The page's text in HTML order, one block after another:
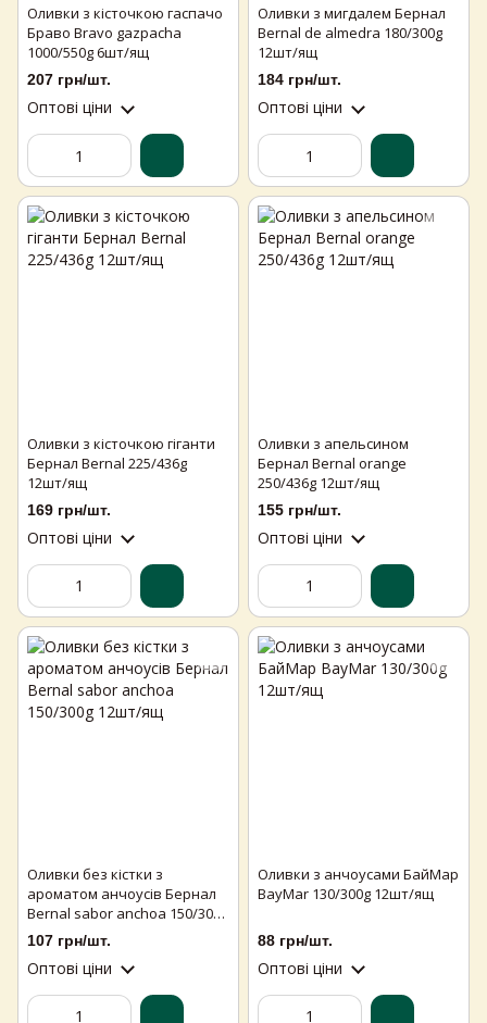
Оливки з кісточкою гаспачо
Браво Bravo gazpacha
1000/550g 6шт/ящ
207 грн/шт.
Оптові ціни
Оливки з мигдалем Бернал
Bernal de almedra 180/300g
12шт/ящ
184 грн/шт.
Оптові ціни
Оливки з кісточкою гіганти
Бернал Bernal 225/436g
12шт/ящ
169 грн/шт.
Оптові ціни
Оливки з апельсином
Бернал Bernal orange
250/436g 12шт/ящ
155 грн/шт.
Оптові ціни
Оливки без кістки з
ароматом анчоусів Бернал
Bernal sabor anchoa 150/300g
12шт/ящ
107 грн/шт.
Оптові ціни
Оливки з анчоусами БайМар
BayMar 130/300g 12шт/ящ
88 грн/шт.
Оптові ціни